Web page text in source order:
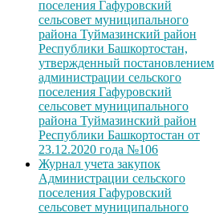
поселения Гафуровский
сельсовет муниципального
района Туймазинский район
Республики Башкортостан,
утвержденный постановлением
администрации сельского
поселения Гафуровский
сельсовет муниципального
района Туймазинский район
Республики Башкортостан от
23.12.2020 года №106
Журнал учета закупок
Администрации сельского
поселения Гафуровский
сельсовет муниципального